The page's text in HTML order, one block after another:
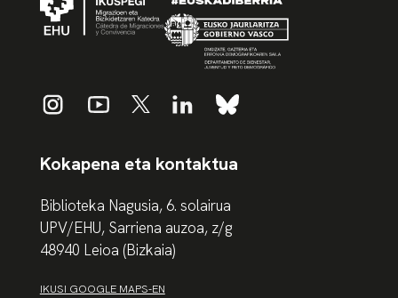
Kokapena eta kontaktua
Biblioteka Nagusia, 6. solairua
UPV/EHU, Sarriena auzoa, z/g
48940 Leioa (Bizkaia)
IKUSI GOOGLE MAPS-EN